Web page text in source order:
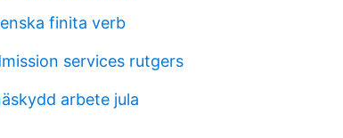
finita verb
services rutgers
arbete jula